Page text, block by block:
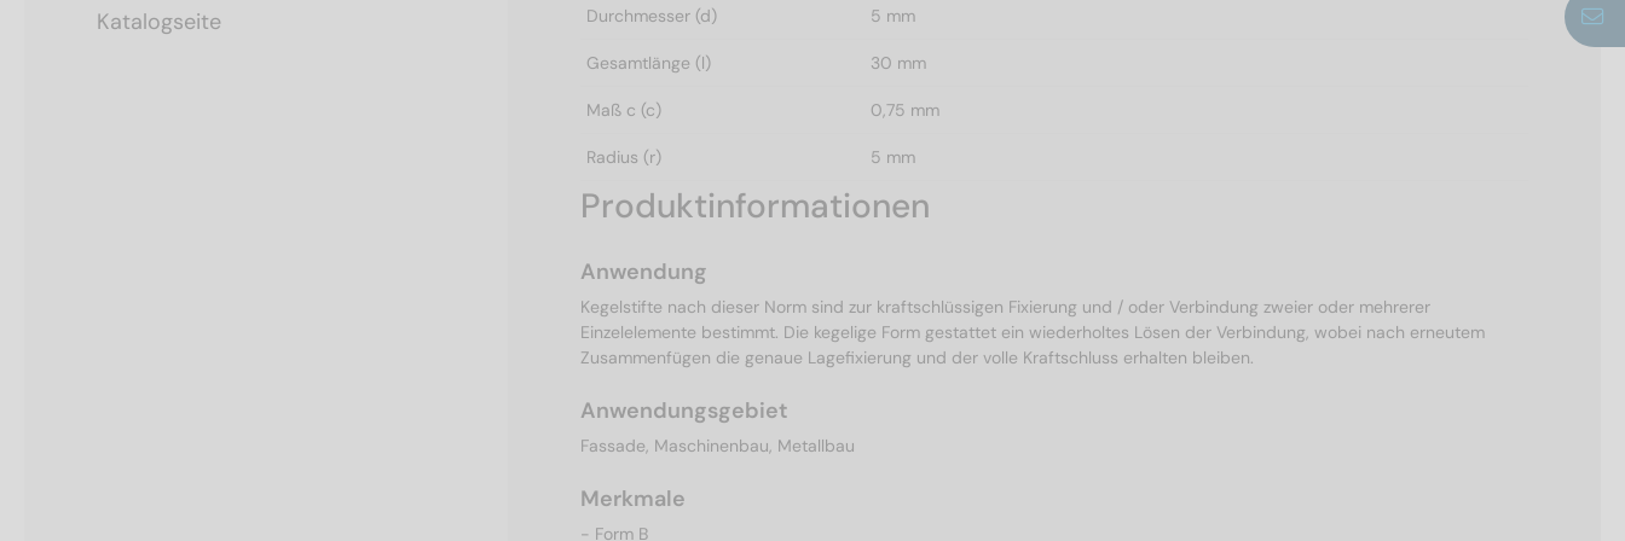
Katalogseite
Durchmesser (d) 5 mm
Gesamtlänge (l) 30 mm
Maß c (c) 0,75 mm
Radius (r) 5 mm
Produktinformationen
Anwendung
Kegelstifte nach dieser Norm sind zur kraftschlüssigen Fixierung und / oder Verbindung zweier oder mehrerer
Einzelelemente bestimmt. Die kegelige Form gestattet ein wiederholtes Lösen der Verbindung, wobei nach erneutem
Zusammenfügen die genaue Lagefixierung und der volle Kraftschluss erhalten bleiben.
Anwendungsgebiet
Fassade, Maschinenbau, Metallbau
Merkmale
- Form B